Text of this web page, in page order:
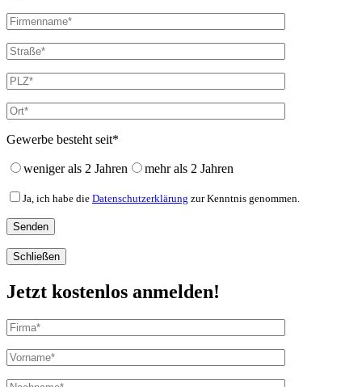
Gewerbe besteht seit*
weniger als 2 Jahren mehr als 2 Jahren
Ja, ich habe die Datenschutzerklärung zur Kenntnis genommen.
Schließen
Jetzt kostenlos anmelden!